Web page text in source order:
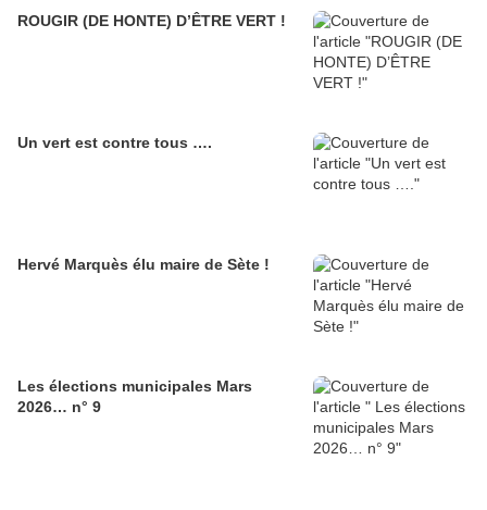
ROUGIR (DE HONTE) D’ÊTRE VERT !
Un vert est contre tous ….
Hervé Marquès élu maire de Sète !
Les élections municipales Mars
2026… n° 9